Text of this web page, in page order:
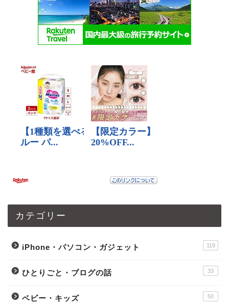
カテゴリー
iPhone・パソコン・ガジェット 119
ひとりごと・ブログの話 33
ベビー・キッズ 50